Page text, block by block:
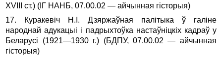
ХVIII ст.) (ІГ НАНБ, 07.00.02 — айчынная гісторыя)
17. Куракевіч Н.І. Дзяржаўная палітыка ў галіне
народнай адукацыі і падрыхтоўка настаўніцкіх кадраў у
Беларусі (1921—1930 г.) (БДПУ, 07.00.02 — айчынная
гісторыя)